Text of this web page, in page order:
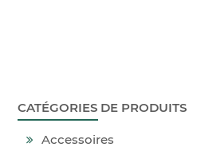
CATÉGORIES DE PRODUITS
Accessoires